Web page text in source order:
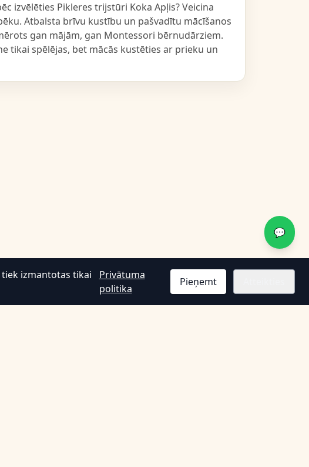
izvēlēties Pikleres trijstūri Koka Apļis? Veicina
Atbalsta brīvu kustību un pašvadītu mācīšanos
gan mājām, gan Montessori bērnudārziem.
tikai spēlējas, bet mācās kustēties ar prieku un
izmantotas tikai
Privātuma
politika
Pieņemt
💬